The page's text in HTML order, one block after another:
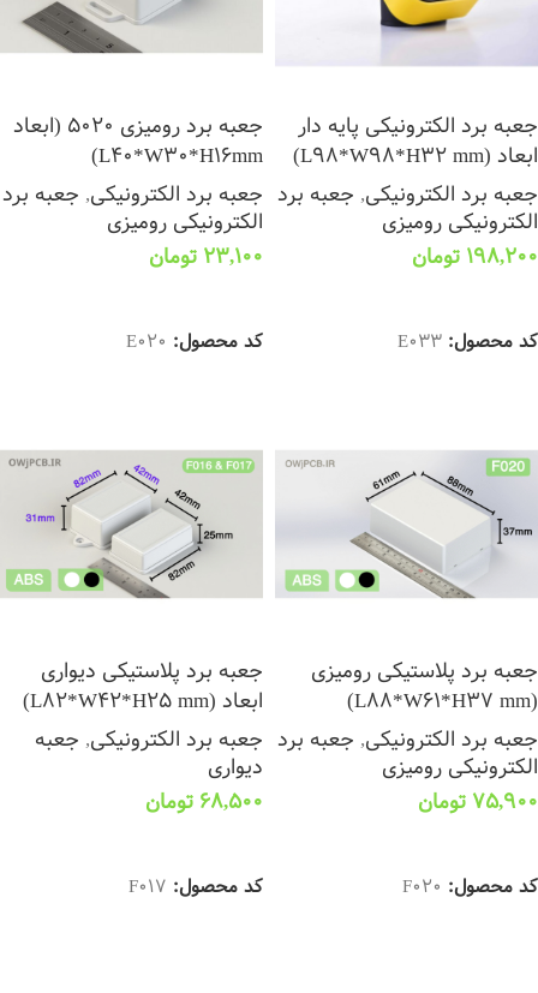
جعبه برد الکترونیکی پایه دار
ابعاد (L98*W98*H32 mm)
جعبه برد الکترونیکی, جعبه برد
الکترونیکی رومیزی
198,200 تومان
کد محصول: E033
جعبه برد رومیزی 5020 (ابعاد
L40*W30*H16mm)
جعبه برد الکترونیکی, جعبه برد
الکترونیکی رومیزی
23,100 تومان
کد محصول: E020
جعبه برد پلاستیکی رومیزی
(L88*W61*H37 mm)
جعبه برد الکترونیکی, جعبه برد
الکترونیکی رومیزی
75,900 تومان
کد محصول: F020
جعبه برد پلاستیکی دیواری
ابعاد (L82*W42*H25 mm)
جعبه برد الکترونیکی, جعبه
دیواری
68,500 تومان
کد محصول: F017